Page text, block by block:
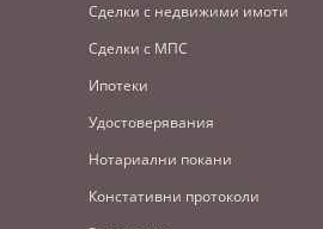
Сделки с недвижими имоти
Сделки с МПС
Ипотеки
Удостоверявания
Нотариални покани
Констативни протоколи